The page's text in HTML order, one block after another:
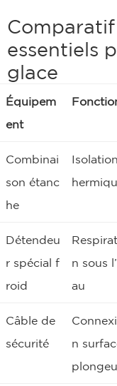
essentiels
glace
Équipem
ent
Combinai
son étanc
he
Détendeu
r spécial f
roid
n sous
au
Câble de
sécurité
n